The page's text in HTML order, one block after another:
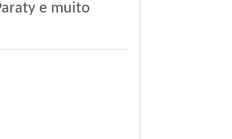
e muito